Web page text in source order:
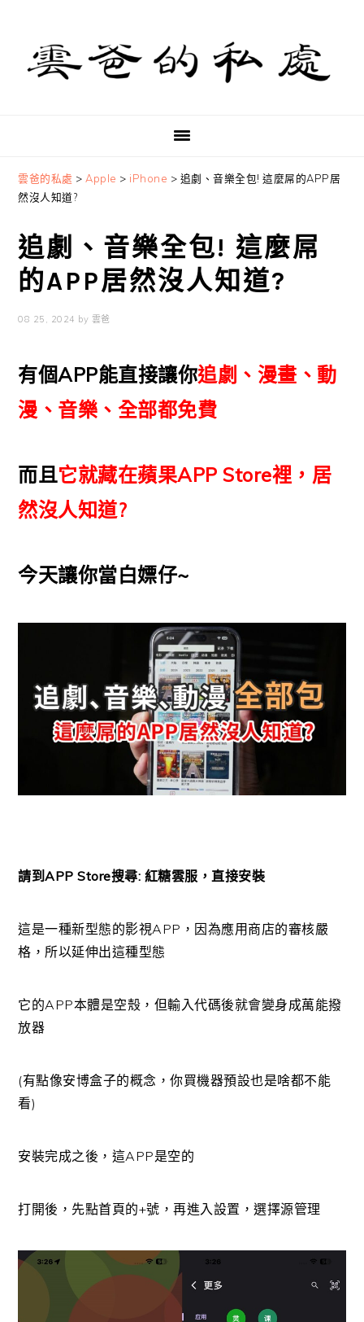
primary
navigation
content
primary
sidebar
雲爸的私處 > Apple > iPhone > 追劇、音樂全包! 這麼屌的APP居
然沒人知道?
追劇、音樂全包! 這麼屌
的APP居然沒人知道?
08 25, 2024 by 雲爸
有個APP能直接讓你追劇、漫畫、動
漫、音樂、全部都免費
而且它就藏在蘋果APP Store裡，居
然沒人知道?
今天讓你當白嫖仔~
請到APP Store搜尋: 紅糖雲服，直接安裝
這是一種新型態的影視APP，因為應用商店的審核嚴
格，所以延伸出這種型態
它的APP本體是空殼，但輸入代碼後就會變身成萬能撥
放器
(有點像安博盒子的概念，你買機器預設也是啥都不能
看)
安裝完成之後，這APP是空的
打開後，先點首頁的+號，再進入設置，選擇源管理